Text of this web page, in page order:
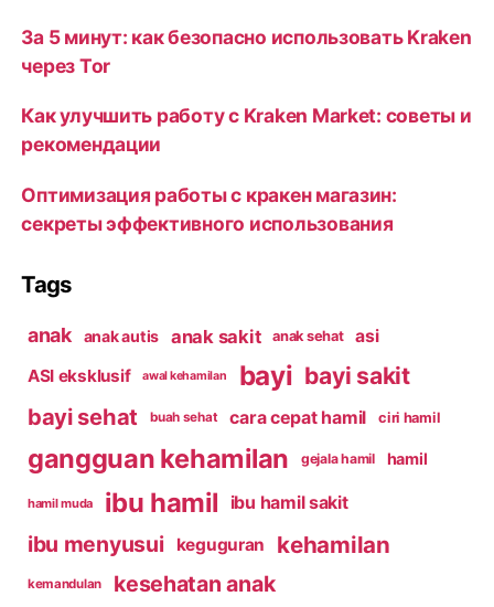
За 5 минут: как безопасно использовать Kraken
через Tor
Как улучшить работу с Kraken Market: советы и
рекомендации
Оптимизация работы с кракен магазин:
секреты эффективного использования
Tags
anak anak autis anak sakit anak sehat
asi
ASI eksklusif
awal kehamilan bayi bayi sakit
bayi sehat buah sehat cara cepat hamil ciri hamil
gangguan kehamilan gejala hamil hamil
hamil muda ibu hamil ibu hamil sakit
ibu menyusui keguguran kehamilan
kemandulan kesehatan anak